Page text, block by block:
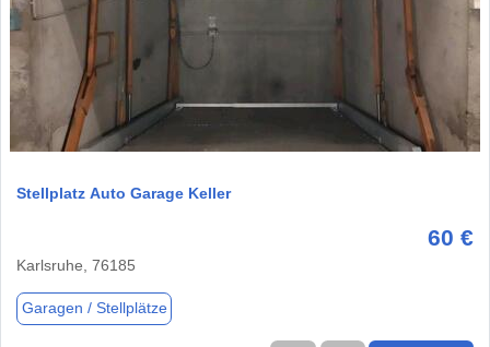
1 / 6
Stellplatz Auto Garage Keller
60 €
Karlsruhe, 76185
Garagen / Stellplätze